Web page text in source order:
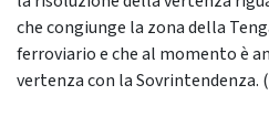
che congiunge la zona della
ferroviario e che al momento è
vertenza con la